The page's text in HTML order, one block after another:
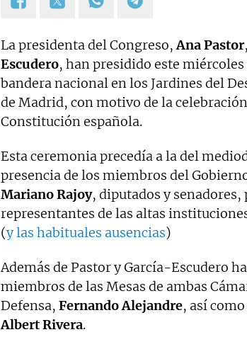
La presidenta del Congreso,Ana Pastor
Escudero, han presidido este
bandera nacional en los Jardines del
de Madrid, con motivo de la
Constitución española.
Esta ceremonia precedía a la del
presencia de los miembros del
Mariano Rajoy, diputados y
representantes de las altas
(y las habituales ausencias)
Además de Pastor y García-Escudero
miembros de las Mesas de ambas
Defensa, Fernando Alejandre, así
Albert Rivera.